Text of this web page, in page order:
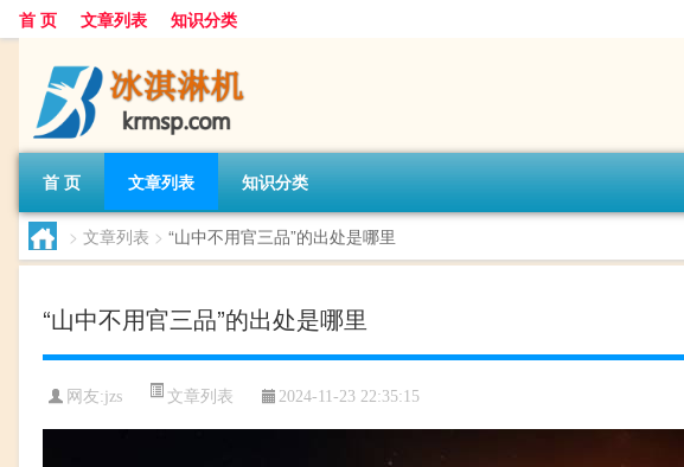
首 页 文章列表 知识分类
首 页 文章列表 知识分类
> 文章列表 > “山中不用官三品”的出处是哪里
“山中不用官三品”的出处是哪里
网友:jzs 文章列表 2024-11-23 22:35:15